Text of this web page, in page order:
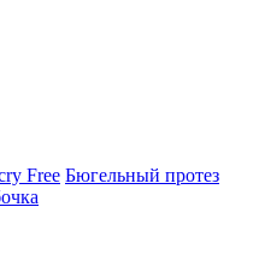
Free Бюгельный протез